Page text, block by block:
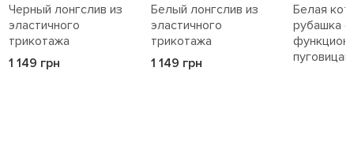
Черный лонгслив из
эластичного
трикотажа
1 149 грн
Белый лонгслив из
эластичного
трикотажа
1 149 грн
Белая
рубашка с